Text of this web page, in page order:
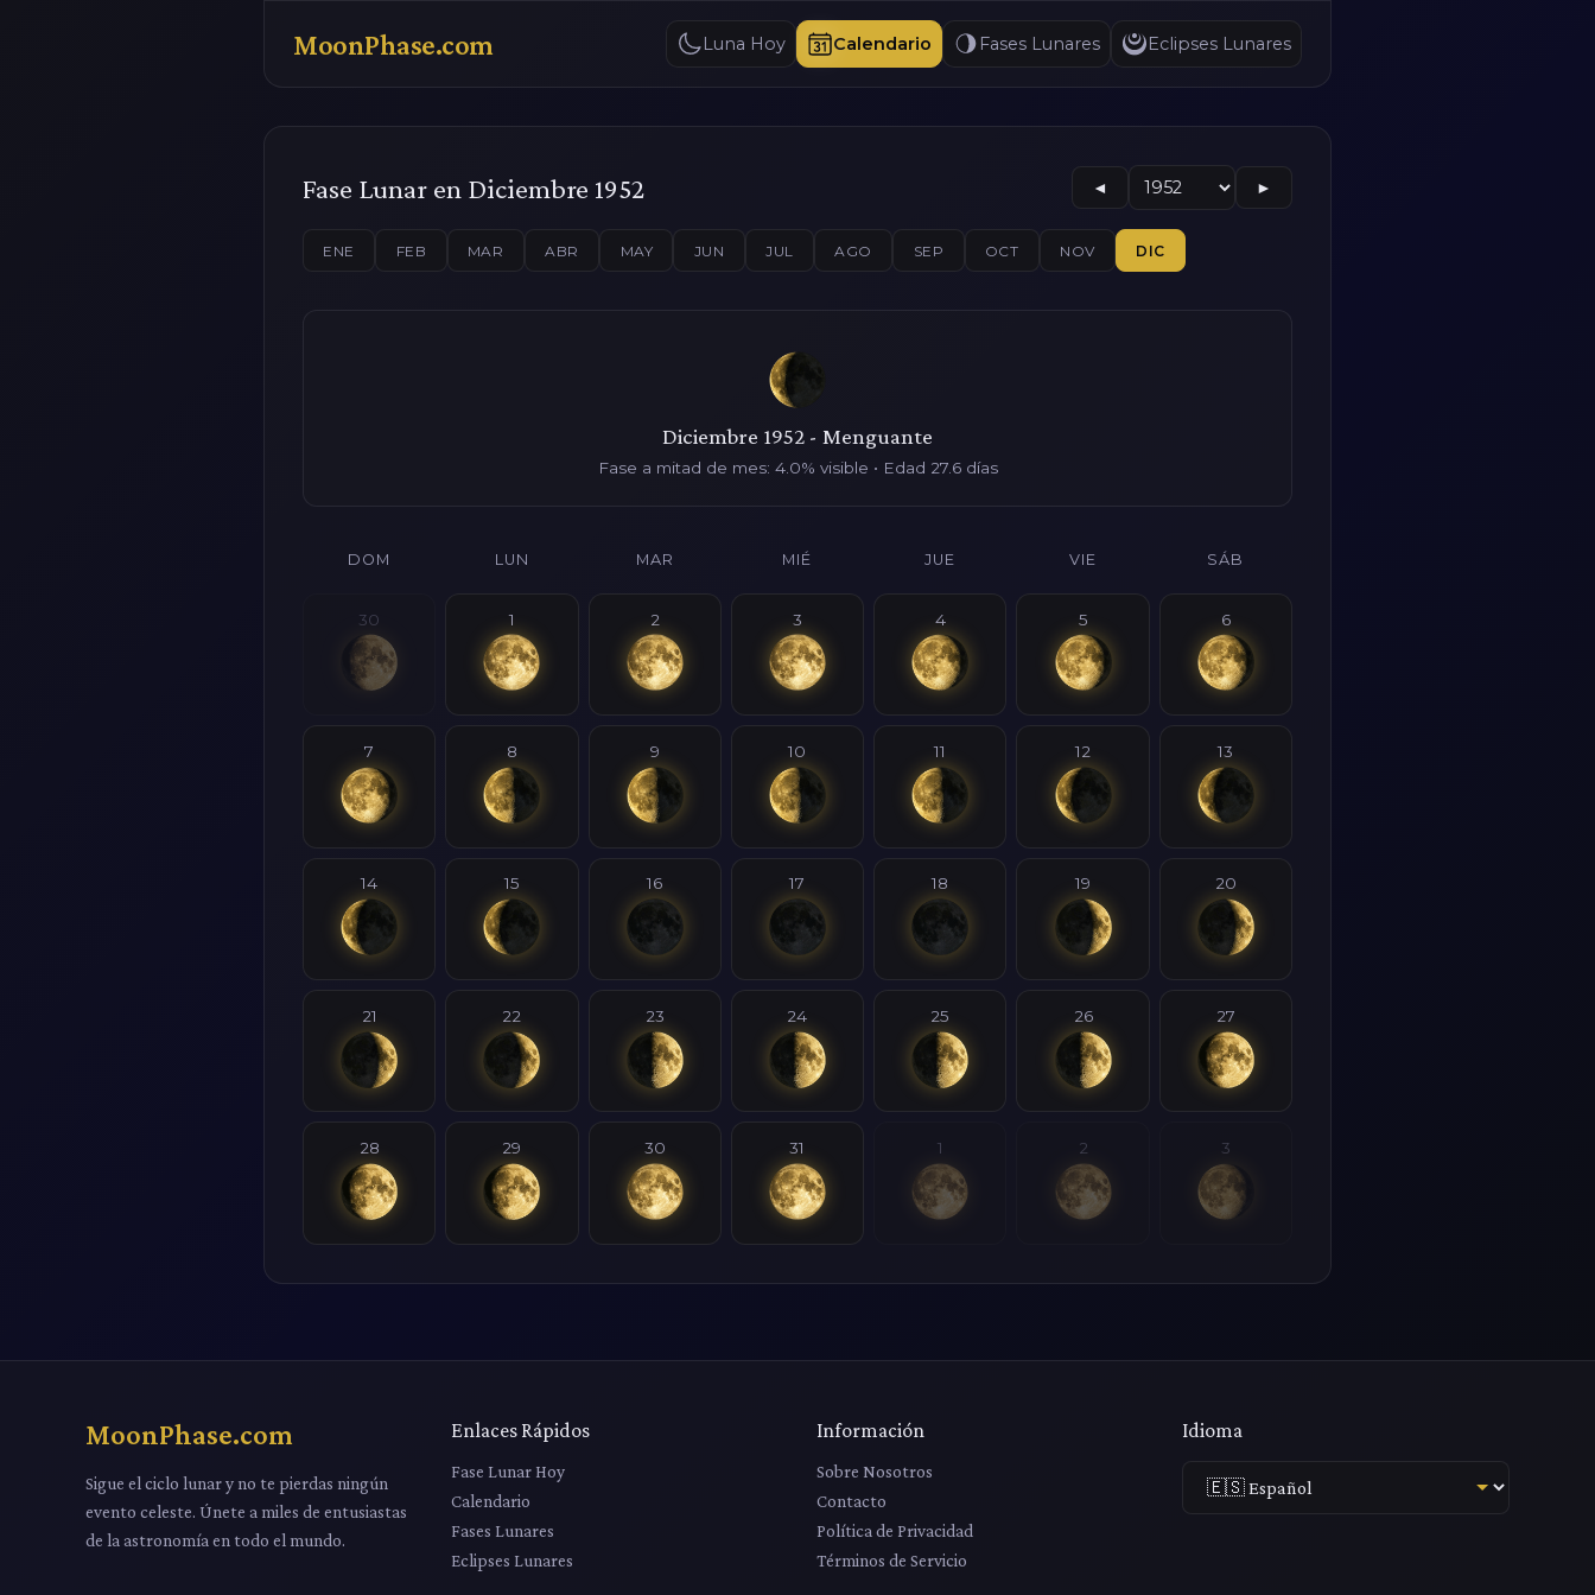
MoonPhase.com Luna Hoy Calendario Fases Lunares Eclipses Lunares
Fase Lunar en Diciembre 1952 ◄ ►
ENE FEB MAR ABR MAY JUN JUL AGO SEP OCT NOV DIC
Diciembre 1952 - Menguante
Fase a mitad de mes: 4.0% visible • Edad 27.6 días
DOM LUN MAR MIÉ JUE VIE SÁB
30 1 2 3 4 5 6
7 8 9 10 11 12 13
14 15 16 17 18 19 20
21 22 23 24 25 26 27
28 29 30 31 1 2 3
MoonPhase.com
Sigue el ciclo lunar y no te pierdas ningún
evento celeste. Únete a miles de entusiastas
de la astronomía en todo el mundo.
Enlaces Rápidos
Fase Lunar Hoy
Calendario
Fases Lunares
Eclipses Lunares
Información
Sobre Nosotros
Contacto
Política de Privacidad
Términos de Servicio
Idioma